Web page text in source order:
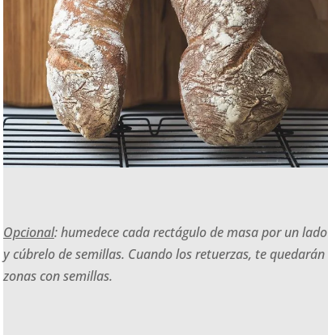
Opcional: humedece cada rectágulo de masa por un lado
y cúbrelo de semillas. Cuando los retuerzas, te quedarán
zonas con semillas.